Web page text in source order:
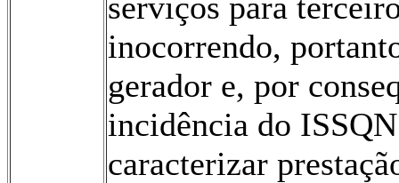
inocorrendo,
gerador e, por
incidência do
caracterizar